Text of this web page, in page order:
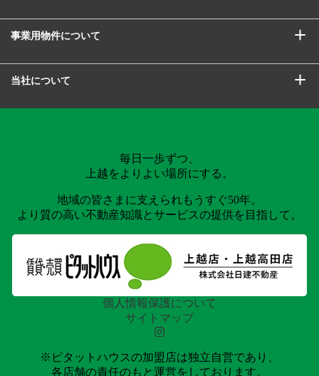
事業用物件について
当社について
毎日一歩ずつ、
上越をよりよい場所にする。
地域の皆さまに支えられもうすぐ50年。
より質の高い不動産知識とサービスの提供を目指して。
個人情報保護について
サイトマップ
※ピタットハウスの加盟店は独立自営であり、
各店舗の責任のもと運営をしております。